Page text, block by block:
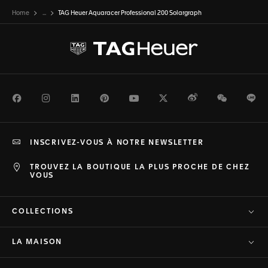
Home ... TAG Heuer Aquaracer Professional 200 Solargraph
FacebookInstagramLinkedInPinterestYoutubeTwitterWeiboWeChat
TROUVEZ LA BOUTIQUE LA PLUS PROCHE DE CHEZ
VOUS
INSCRIVEZ-VOUS À NOTRE NEWSLETTER
COLLECTIONS
LA MAISON